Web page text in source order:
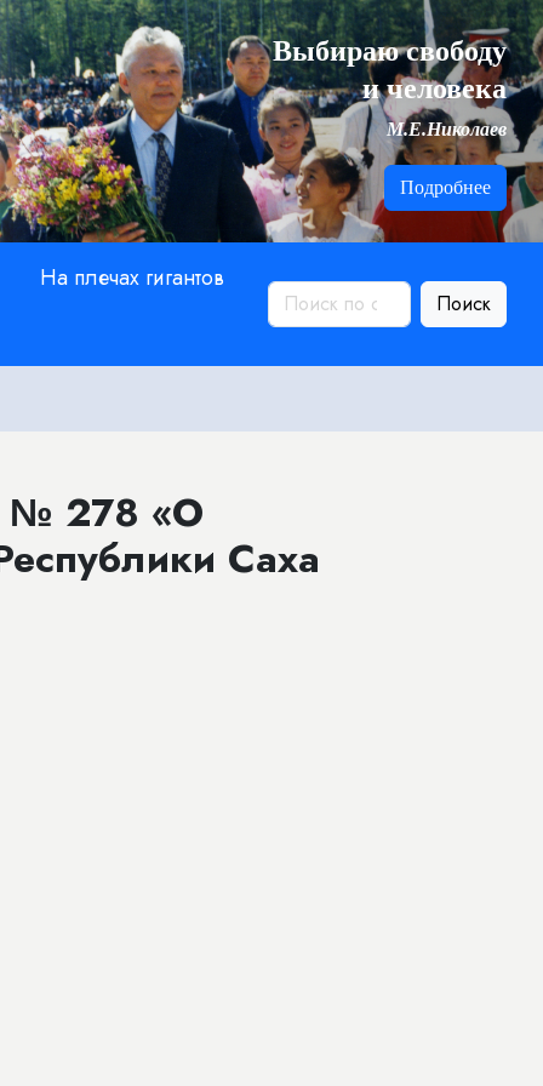
Выбираю свободу
и человека
М.Е.Николаев
Подробнее
На плечах гигантов
Поиск
№ 278 «О
Саха